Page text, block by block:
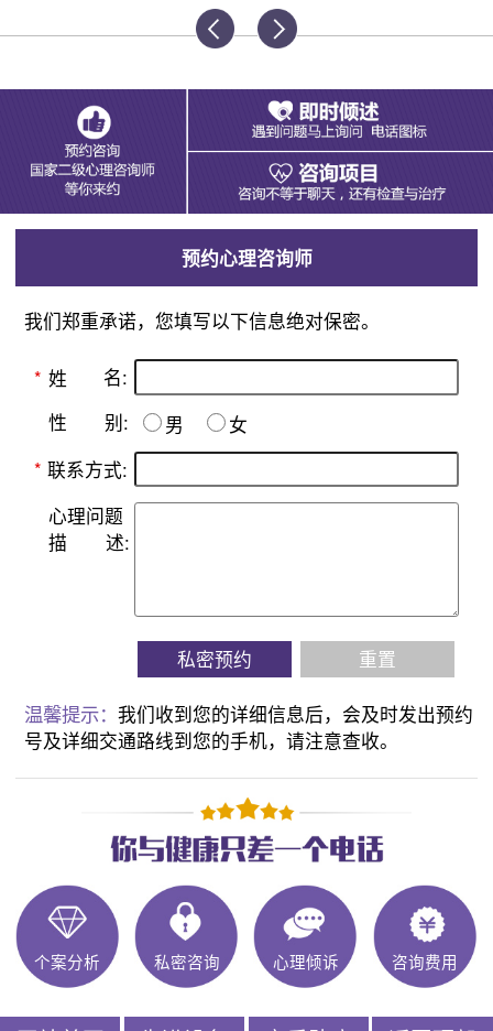
预约心理咨询师
我们郑重承诺，您填写以下信息绝对保密。
* 姓 名:
性 别: 男
女
* 联系方式:
心理问题
描
述:
私密预约 重置
温馨提示：我们收到您的详细信息后，会及时发出预约
号及详细交通路线到您的手机，请注意查收。
个案分析 私密咨询 心理倾诉 咨询费用